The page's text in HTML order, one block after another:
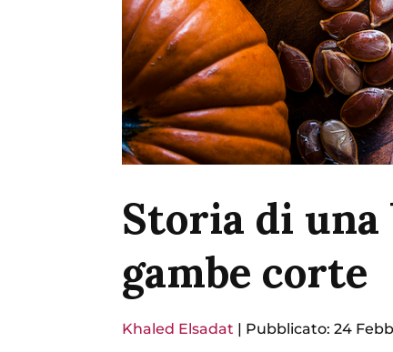
Storia di una
gambe corte
Khaled Elsadat | Pubblicato: 24